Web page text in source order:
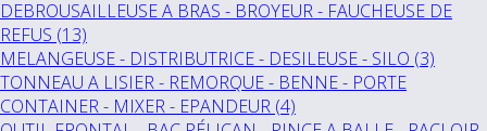
DEBROUSAILLEUSE A BRAS - BROYEUR - FAUCHEUSE DE
REFUS (13)
MELANGEUSE - DISTRIBUTRICE - DESILEUSE - SILO (3)
TONNEAU A LISIER - REMORQUE - BENNE - PORTE
CONTAINER - MIXER - EPANDEUR (4)